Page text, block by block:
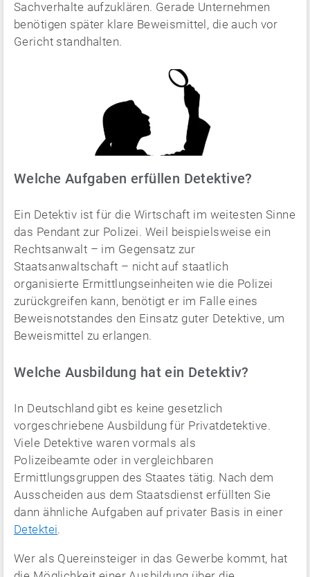
Sachverhalte aufzuklären. Gerade Unternehmen
benötigen später klare Beweismittel, die auch vor
Gericht standhalten.
Welche Aufgaben erfüllen Detektive?
Ein Detektiv ist für die Wirtschaft im weitesten Sinne
das Pendant zur Polizei. Weil beispielsweise ein
Rechtsanwalt – im Gegensatz zur
Staatsanwaltschaft – nicht auf staatlich
organisierte Ermittlungseinheiten wie die Polizei
zurückgreifen kann, benötigt er im Falle eines
Beweisnotstandes den Einsatz guter Detektive, um
Beweismittel zu erlangen.
Welche Ausbildung hat ein Detektiv?
In Deutschland gibt es keine gesetzlich
vorgeschriebene Ausbildung für Privatdetektive.
Viele Detektive waren vormals als
Polizeibeamte oder in vergleichbaren
Ermittlungsgruppen des Staates tätig. Nach dem
Ausscheiden aus dem Staatsdienst erfüllten Sie
dann ähnliche Aufgaben auf privater Basis in einer
Detektei.
Wer als Quereinsteiger in das Gewerbe kommt, hat